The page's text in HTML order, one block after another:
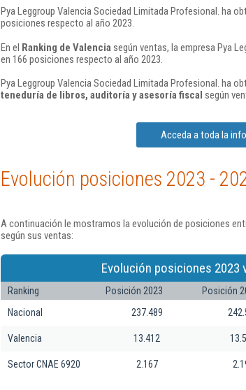
Pya Leggroup Valencia Sociedad Limitada Profesional. ha
posiciones respecto al año 2023.
En el Ranking de Valencia según ventas, la empresa Pya
en 166 posiciones respecto al año 2023.
Pya Leggroup Valencia Sociedad Limitada Profesional. ha
teneduría de libros, auditoría y asesoría fiscal según
Acceda a toda la
Evolución posiciones 2023 -
A continuación le mostramos la evolución de posiciones
según sus ventas:
Evolución posiciones 2023
Ranking Posición 2023 Posición
Nacional
237.489
Valencia 13.412
Sector CNAE 6920 2.167